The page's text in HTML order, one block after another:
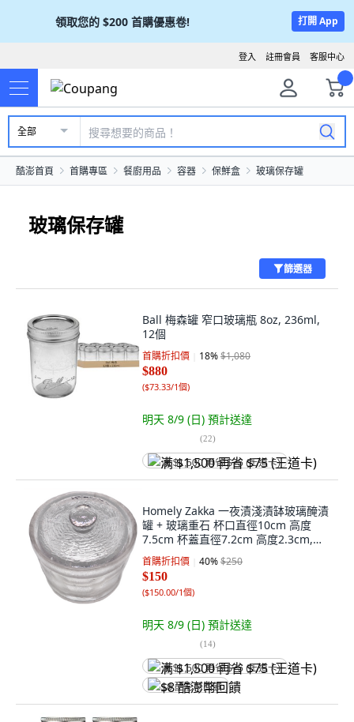
領取您的 $200 首購優惠卷! 打開 App
客服中心
註冊會員
登入
全部
酷澎首頁 首購專區 餐廚用品 容器 保鮮盒 玻璃保存罐
玻璃保存罐
篩選器
Ball 梅森罐 窄口玻璃瓶 8oz, 236ml,
12個
首購折扣價 18%$1,080
$880
($73.33/1個)
明天 8/9 (日) 預計送達
(22)
满 $1,500 再省 $75 (王道卡)
Homely Zakka 一夜漬淺漬缽玻璃醃漬
罐 + 玻璃重石 杯口直徑10cm 高度
7.5cm 杯蓋直徑7.2cm 高度2.3cm,
350ml, 1組
首購折扣價 40%$250
$150
($150.00/1個)
明天 8/9 (日) 預計送達
(14)
满 $1,500 再省 $75 (王道卡)
$8 酷澎幣回饋